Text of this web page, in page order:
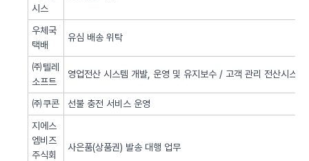
시스
우체국
택배
유심 배송 위탁
㈜텔레
소프트
영업전산 시스템 개발, 운영 및 유지보수 / 고객 관리 전산시스
㈜쿠콘
선불 충전 서비스 운영
지에스
엠비즈
주식회
사은품(상품권) 발송 대행 업무